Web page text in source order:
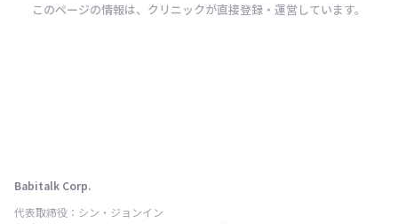
このページの情報は、クリニックが直接登録・運営しています。
Babitalk Corp.
代表取締役：シン・ジョンイン